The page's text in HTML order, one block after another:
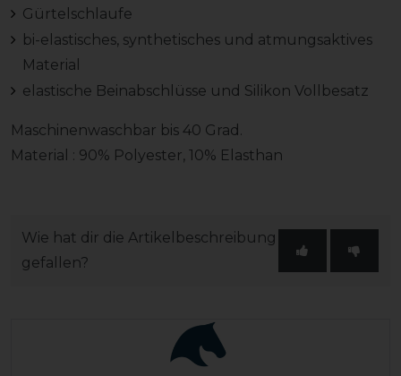
Gürtelschlaufe
bi-elastisches, synthetisches und atmungsaktives
Material
elastische Beinabschlüsse und Silikon Vollbesatz
Maschinenwaschbar bis 40 Grad.
Material : 90% Polyester, 10% Elasthan
Wie hat dir die Artikelbeschreibung
gefallen?